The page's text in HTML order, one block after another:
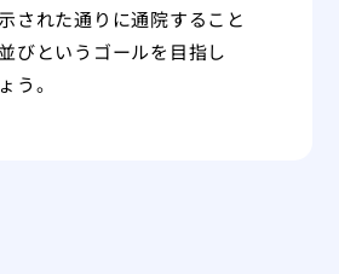
された通りに通院すること
びというゴールを目指し
う。